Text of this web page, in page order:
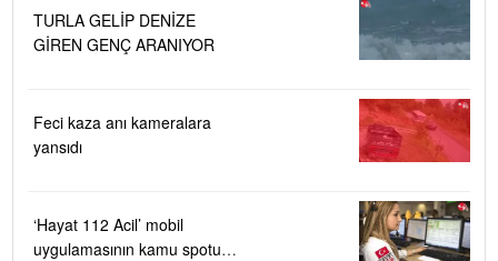
TURLA GELİP DENİZE
GİREN GENÇ ARANIYOR
Feci kaza anı kameralara
yansıdı
‘Hayat 112 Acil’ mobil
uygulamasının kamu spotu